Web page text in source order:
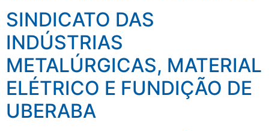
SINDICATO DAS
INDÚSTRIAS
METALÚRGICAS, MATERIAL
ELÉTRICO E FUNDIÇÃO DE
UBERABA